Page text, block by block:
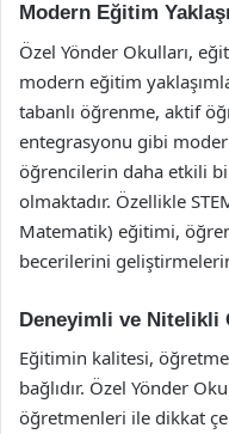
Modern Eğitim
Özel Yönder Okulları,
modern eğitim
tabanlı öğrenme, aktif
entegrasyonu gibi
öğrencilerin daha etkili
olmaktadır. Özellikle
Matematik) eğitimi,
becerilerini
Deneyimli ve Nitelikli
Eğitimin kalitesi,
bağlıdır. Özel Yönder
öğretmenleri ile dikkat